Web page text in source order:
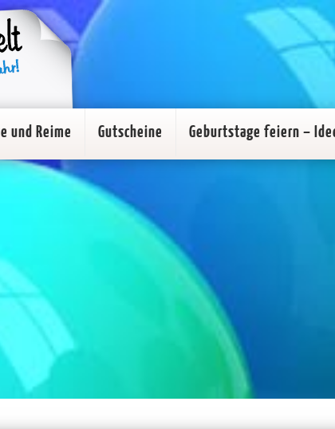
und Reime Gutscheine Geburtstage feiern –